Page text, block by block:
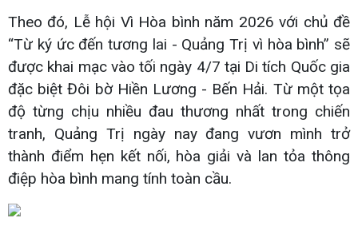
Theo đó, Lễ hội Vì Hòa bình năm 2026 với chủ đề
“Từ ký ức đến tương lai - Quảng Trị vì hòa bình” sẽ
được khai mạc vào tối ngày 4/7 tại Di tích Quốc gia
đặc biệt Đôi bờ Hiền Lương - Bến Hải. Từ một tọa
độ từng chịu nhiều đau thương nhất trong chiến
tranh, Quảng Trị ngày nay đang vươn mình trở
thành điểm hẹn kết nối, hòa giải và lan tỏa thông
điệp hòa bình mang tính toàn cầu.